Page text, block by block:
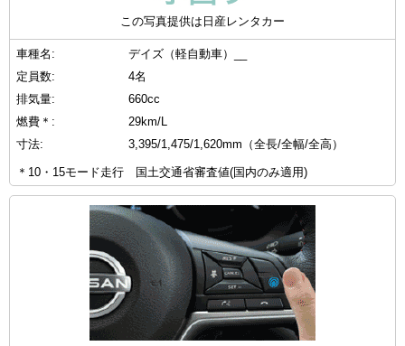
この写真提供は日産レンタカー
車種名:
デイズ（軽自動車）__
定員数:
4名
排気量:
660cc
燃費＊:
29km/L
寸法:
3,395/1,475/1,620mm（全長/全幅/全高）
＊10・15モード走行 国土交通省審査値(国内のみ適用)